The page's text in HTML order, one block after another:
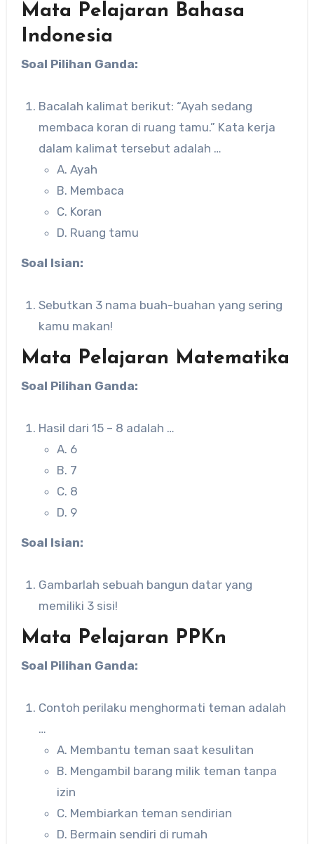
Mata Pelajaran Bahasa
Indonesia
Soal Pilihan Ganda:
Bacalah kalimat berikut: “Ayah sedang
membaca koran di ruang tamu.” Kata kerja
dalam kalimat tersebut adalah …
A. Ayah
B. Membaca
C. Koran
D. Ruang tamu
Soal Isian:
Sebutkan 3 nama buah-buahan yang sering
kamu makan!
Mata Pelajaran Matematika
Soal Pilihan Ganda:
Hasil dari 15 – 8 adalah …
A. 6
B. 7
C. 8
D. 9
Soal Isian:
Gambarlah sebuah bangun datar yang
memiliki 3 sisi!
Mata Pelajaran PPKn
Soal Pilihan Ganda:
Contoh perilaku menghormati teman adalah
…
A. Membantu teman saat kesulitan
B. Mengambil barang milik teman tanpa
izin
C. Membiarkan teman sendirian
D. Bermain sendiri di rumah